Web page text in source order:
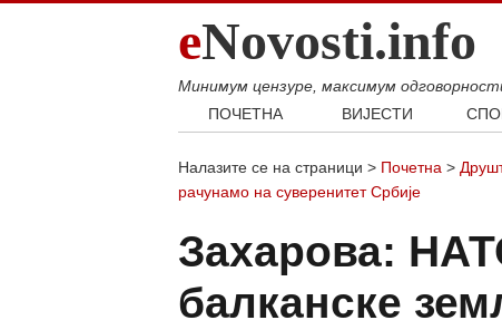
eNovosti.info
Минимум цензуре, максимум
ПОЧЕТНА
ВИЈЕСТИ
Балкан
Република Српска
Хроника
Налазите се на страници > Почетна >
рачунамо на суверенитет Србије
Захарова:
балканске